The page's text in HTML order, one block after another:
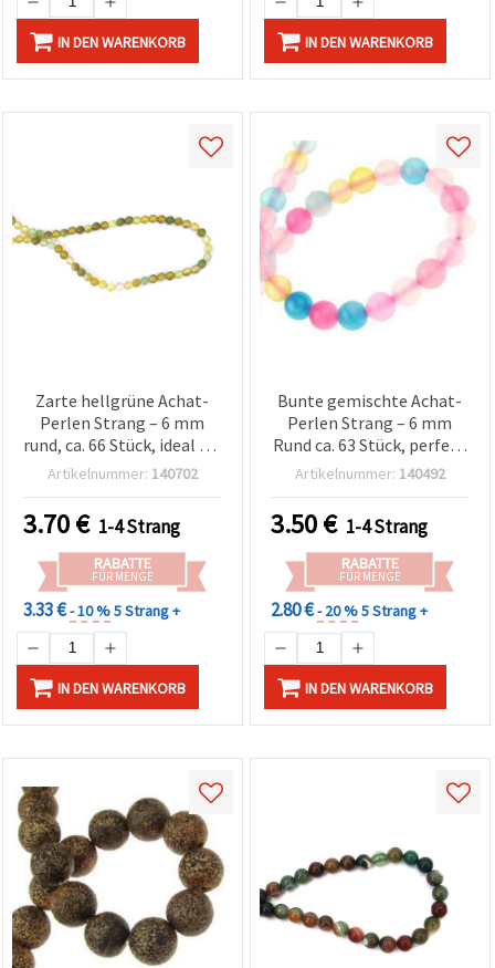
IN DEN WARENKORB IN DEN WARENKORB
Zarte hellgrüne Achat-
Perlen Strang – 6 mm
rund, ca. 66 Stück, ideal für
frische & elegante
(Bastelbedarf)
Artikelnummer: 140702
3.70€ 1-4 Strang
RABATTE
FÜR MENGE
3.33 €- 10 %5 Strang +
IN DEN WARENKORB
Bunte gemischte Achat-
Perlen Strang – 6 mm
Rund ca. 63 Stück, perfekt
für farbenfrohe DIY
Bastelprojekte
Artikelnummer: 140492
3.50€ 1-4 Strang
RABATTE
FÜR MENGE
2.80 €- 20 %5 Strang +
IN DEN WARENKORB